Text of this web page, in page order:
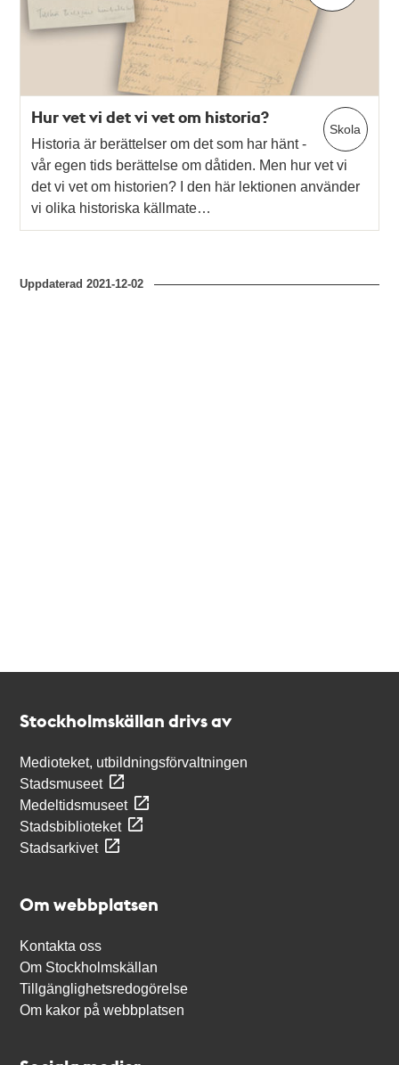
Skola
Hur vet vi det vi vet om historia?
Historia är berättelser om det som har hänt -
vår egen tids berättelse om dåtiden. Men hur vet vi
det vi vet om historien? I den här lektionen använder
vi olika historiska källmate…
Uppdaterad2021-12-02
Stockholmskällan drivs av
Medioteket, utbildningsförvaltningen
Stadsmuseet
Medeltidsmuseet
Stadsbiblioteket
Stadsarkivet
Om webbplatsen
Kontakta oss
Om Stockholmskällan
Tillgänglighetsredogörelse
Om kakor på webbplatsen